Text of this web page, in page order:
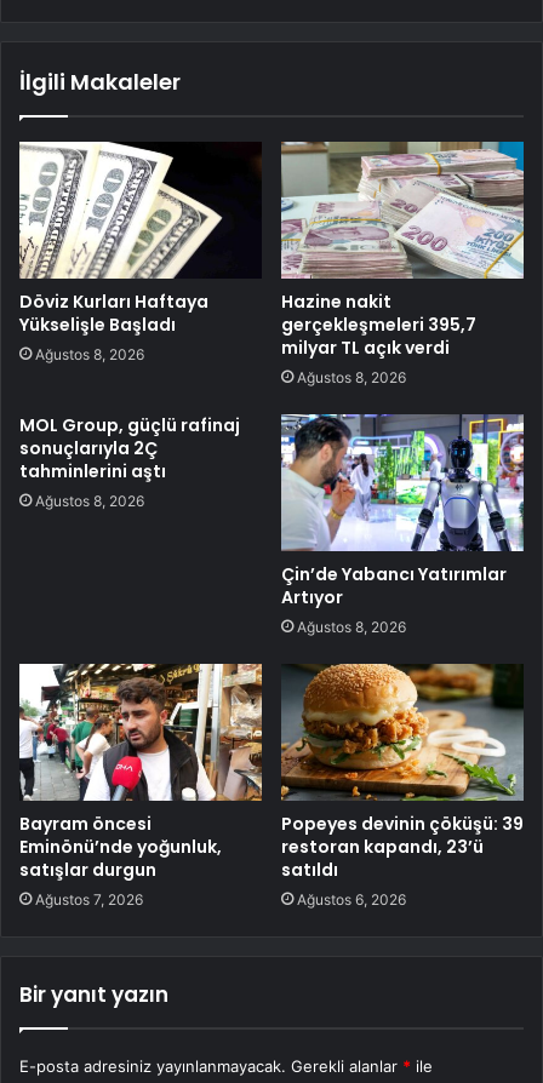
İlgili Makaleler
Döviz Kurları Haftaya
Yükselişle Başladı
Ağustos 8, 2026
Hazine nakit
gerçekleşmeleri 395,7
milyar TL açık verdi
Ağustos 8, 2026
MOL Group, güçlü rafinaj
sonuçlarıyla 2Ç
tahminlerini aştı
Ağustos 8, 2026
Çin’de Yabancı Yatırımlar
Artıyor
Ağustos 8, 2026
Bayram öncesi
Eminönü’nde yoğunluk,
satışlar durgun
Ağustos 7, 2026
Popeyes devinin çöküşü: 39
restoran kapandı, 23’ü
satıldı
Ağustos 6, 2026
Bir yanıt yazın
E-posta adresiniz yayınlanmayacak. Gerekli alanlar * ile